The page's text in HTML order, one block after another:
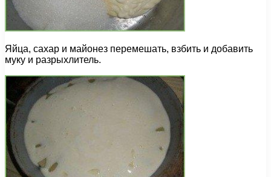
Яйца, сахар и майонез перемешать, взбить и добавить
муку и разрыхлитель.